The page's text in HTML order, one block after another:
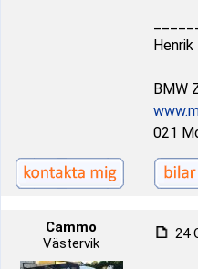
Henrik
BMW
021
Cammo
Västervik
24